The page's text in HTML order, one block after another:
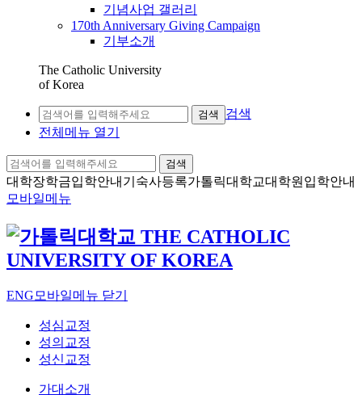
기념사업 갤러리
170th Anniversary Giving Campaign
기부소개
The Catholic University
of Korea
검색
검색
전체메뉴 열기
검색
대학장학금입학안내 기숙사등록가톨릭대학교대학원입학안내
모바일메뉴
ENG 모바일메뉴 닫기
성심교정
성의교정
성신교정
가대소개